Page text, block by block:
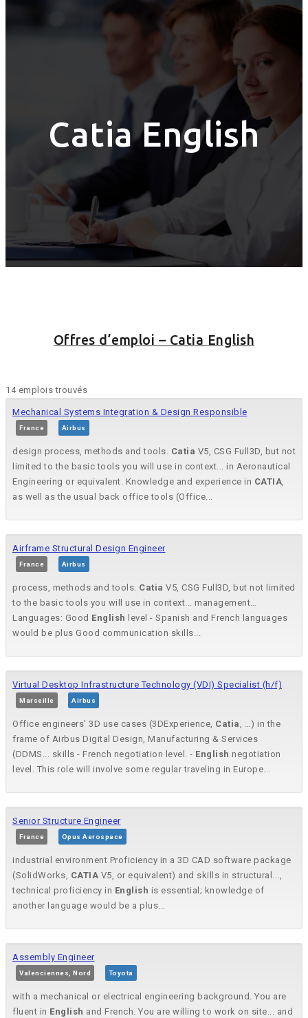
Catia English
Offres d’emploi – Catia English
14 emplois trouvés
Mechanical Systems Integration & Design Responsible
France Airbus
design process, methods and tools. Catia V5, CSG Full3D, but not
limited to the basic tools you will use in context... in Aeronautical
Engineering or equivalent. Knowledge and experience in CATIA,
as well as the usual back office tools (Office...
Airframe Structural Design Engineer
France Airbus
process, methods and tools. Catia V5, CSG Full3D, but not limited
to the basic tools you will use in context... management…
Languages: Good English level - Spanish and French languages
would be plus Good communication skills...
Virtual Desktop Infrastructure Technology (VDI) Specialist (h/f)
Marseille Airbus
Office engineers' 3D use cases (3DExperience, Catia , …) in the
frame of Airbus Digital Design, Manufacturing & Services
(DDMS... skills - French negotiation level. - English negotiation
level. This role will involve some regular traveling in Europe...
Senior Structure Engineer
France Opus Aerospace
industrial environment Proficiency in a 3D CAD software package
(SolidWorks, CATIA V5, or equivalent) and skills in structural...,
technical proficiency in English is essential; knowledge of
another language would be a plus...
Assembly Engineer
Valenciennes, Nord Toyota
with a mechanical or electrical engineering background. You are
fluent in English and French. You are willing to work on site... and